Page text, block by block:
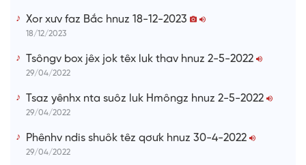
Xor xưv faz Bắc hnuz 18-12-2023
18/12/2023
Tsôngv box jêx jok têx luk thav hnuz 2-5-2022
29/04/2022
Tsaz yênhx nta suôz luk Hmôngz hnuz 2-5-2022
29/04/2022
Phênhv ndis shuôk têz qơưk hnuz 30-4-2022
29/04/2022